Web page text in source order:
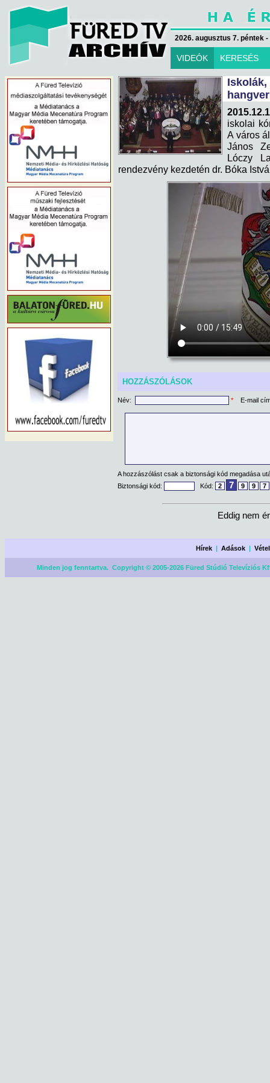
2026. augusztus 7. péntek
VIDEÓK KERESÉS
iskolai
A város
János
Lóczy
rendezvény kezdetén dr. Bóka
HOZZÁSZÓLÁSOK
Név: * E-mail
A hozzászólást csak a biztonsági kód megadása
Biztonsági kód:
Kód: 2 7 9 9 7
Eddig nem
Hírek |Adások |
Minden jog fenntartva. Copyright © 2005-2026 Füred Stúdió Televíziós